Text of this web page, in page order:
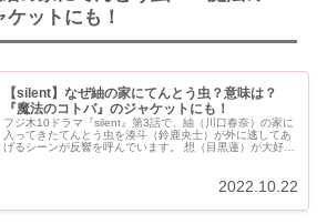
ットにも！
【silent】なぜ紬の家にてんとう虫？意味は？
『魔法のコトバ』のジャケットにも！
フジ木10ドラマ『silent』第3話で、紬（川口春奈）の家に
入ってきたてんとう虫を湊斗（鈴鹿央士）が外に逃してあ
げるシーンが反響を呼んでいます。 想（目黒蓮）が大好き
2022.10.22